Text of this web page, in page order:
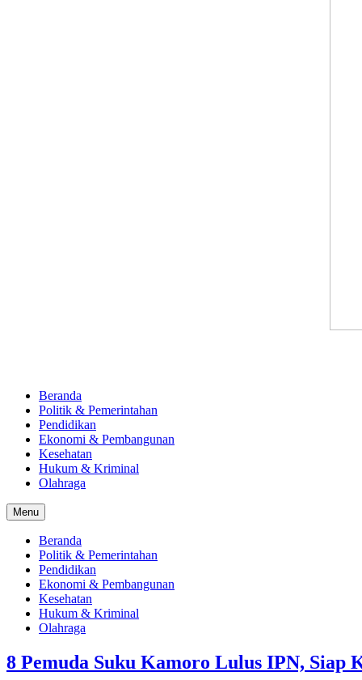
Beranda
Politik & Pemerintahan
Pendidikan
Ekonomi & Pembangunan
Kesehatan
Hukum & Kriminal
Olahraga
Menu
Beranda
Politik & Pemerintahan
Pendidikan
Ekonomi & Pembangunan
Kesehatan
Hukum & Kriminal
Olahraga
8 Pemuda Suku Kamoro Lulus IPN, Siap